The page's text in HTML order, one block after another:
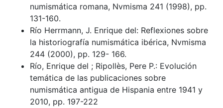
numismática romana, Nvmisma 241 (1998), pp.
131-160.
Río Herrmann, J. Enrique del: Reflexiones sobre
la historiografía numismática ibérica, Nvmisma
244 (2000), pp. 129- 166.
Río, Enrique del ; Ripollès, Pere P.: Evolución
temática de las publicaciones sobre
numismática antigua de Hispania entre 1941 y
2010, pp. 197-222